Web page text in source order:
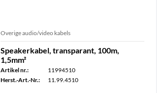
Overige audio/video kabels
Speakerkabel, transparant, 100m,
1,5mm²
Artikel nr.:
11994510
Herst.-Art.-Nr.:
11.99.4510